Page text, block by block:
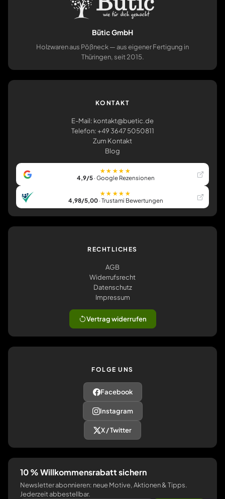
Bütic GmbH
Holzwaren aus Pößneck — aus eigener Fertigung in
Thüringen, seit 2015.
KONTAKT
E-Mail: kontakt@buetic.de
Telefon: +49 3647 5050811
Zum Kontakt
Blog
★★★★★
4,9/5· Google Rezensionen
★★★★★
4,98/5,00· Trustami Bewertungen
RECHTLICHES
AGB
Widerrufsrecht
Datenschutz
Impressum
Vertrag widerrufen
FOLGE UNS
Facebook
Instagram
X / Twitter
10 % Willkommensrabatt sichern
Newsletter abonnieren: neue Motive, Aktionen & Tipps.
Jederzeit abbestellbar.